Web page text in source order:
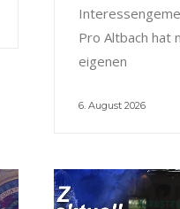
Pro Altbach hat
eigenen
6. August 2026